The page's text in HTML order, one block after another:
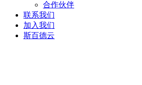
合作伙伴
联系我们
加入我们
斯百德云